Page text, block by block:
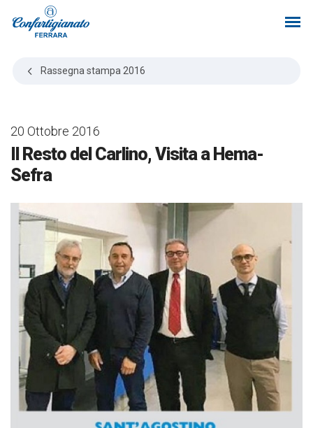
Rassegna stampa 2016
20 Ottobre 2016
Il Resto del Carlino, Visita a Hema-
Sefra